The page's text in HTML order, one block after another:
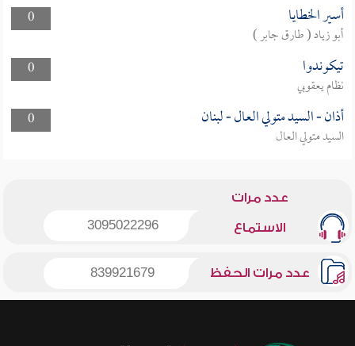
0
أسير الخطايا
أبو زياد ( طارق جابر )
0
تيكوندوا
نظام يعقوبي
0
أذان - السيد متولي العال - لبنان
السيد متولي العال
عدد مرات
الاستماع 3095022296
عدد مرات الحفظ 839921679